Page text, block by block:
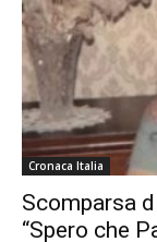
Cronaca Italia
Scomparsa
“Spero che